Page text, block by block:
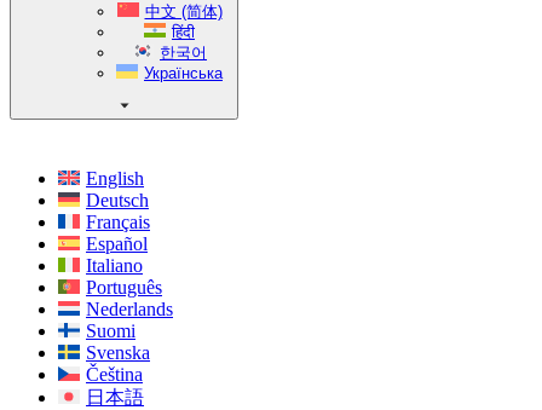
中文 (简体)
हिंदी
한국어
Українська
English
Deutsch
Français
Español
Italiano
Português
Nederlands
Suomi
Svenska
Čeština
日本語